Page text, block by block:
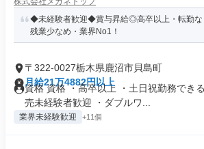
◆未経験者歓迎◆賞与昇給◎高卒以上・転勤な
残業少なめ・業界No1！
〒322-0027栃木県鹿沼市貝島町
月給21万4882円以上
資格 資格 ・高卒以上 ・土日祝勤務でき
売未経験者歓迎 ・ダブルワ...
業界未経験歓迎 +11個